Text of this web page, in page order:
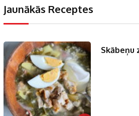
Jaunākās Receptes
Skābeņu